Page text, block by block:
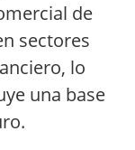
de
sectores
lo
una base